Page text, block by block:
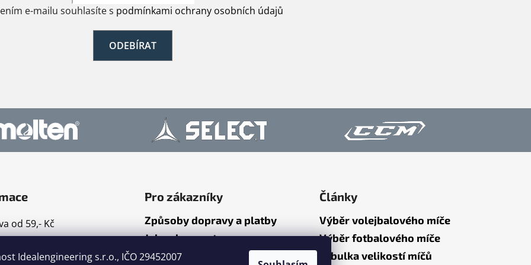
Idealengineering s.r.o., IČO 29452007
e-mailu souhlasíte s podmínkami ochrany osobních údajů
ODEBÍRAT
od 59,- Kč
Pro zákazníky
Způsoby dopravy a platby
Jak nakupovat
Články
Výběr volejbalového míče
Výběr fotbalového míče
Tabulka velikostí míčů